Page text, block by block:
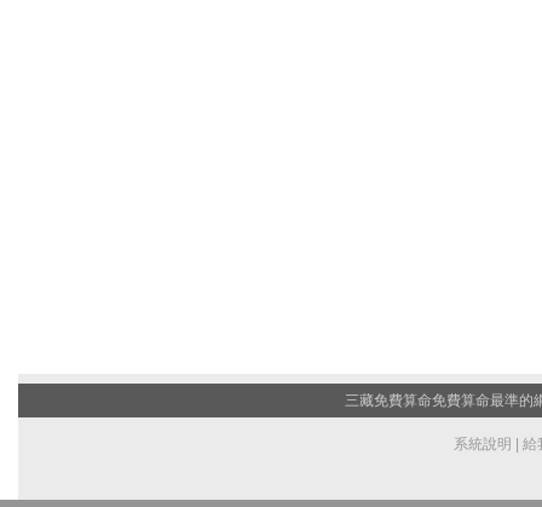
三藏免費算命免費算命最準的
系統說明 給